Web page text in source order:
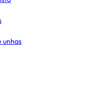
unhas